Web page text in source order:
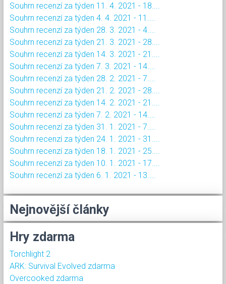
Souhrn recenzí za týden 11. 4. 2021 - 18....
Souhrn recenzí za týden 4. 4. 2021 - 11....
Souhrn recenzí za týden 28. 3. 2021 - 4....
Souhrn recenzí za týden 21. 3. 2021 - 28....
Souhrn recenzí za týden 14. 3. 2021 - 21....
Souhrn recenzí za týden 7. 3. 2021 - 14....
Souhrn recenzí za týden 28. 2. 2021 - 7....
Souhrn recenzí za týden 21. 2. 2021 - 28....
Souhrn recenzí za týden 14. 2. 2021 - 21....
Souhrn recenzí za týden 7. 2. 2021 - 14....
Souhrn recenzí za týden 31. 1. 2021 - 7....
Souhrn recenzí za týden 24. 1. 2021 - 31....
Souhrn recenzí za týden 18. 1. 2021 - 25....
Souhrn recenzí za týden 10. 1. 2021 - 17....
Souhrn recenzí za týden 6. 1. 2021 - 13....
Nejnovější články
Hry zdarma
Torchlight 2
ARK: Survival Evolved zdarma
Overcooked zdarma